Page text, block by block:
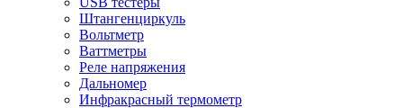
Штангенциркуль
Вольтметр
Ваттметры
Реле напряжения
Дальномер
Инфракрасный термометр